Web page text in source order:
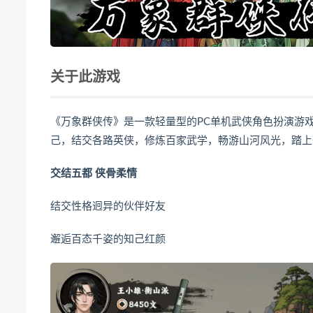
关于此游戏
《万象群侠传》是一款轻量型的PC单机武侠角色扮演
己，结交各路英侠，修炼百家武学，畅游山河风光，踏
交结五都 侠骨柔情
结交性格迥异的伙伴好友
邂逅百态千姿的知己红颜